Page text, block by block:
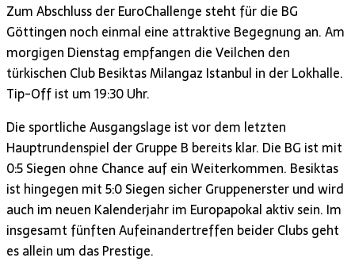
Zum Abschluss der EuroChallenge steht für die BG
Göttingen noch einmal eine attraktive Begegnung an. Am
morgigen Dienstag empfangen die Veilchen den
türkischen Club Besiktas Milangaz Istanbul in der Lokhalle.
Tip-Off ist um 19:30 Uhr.
Die sportliche Ausgangslage ist vor dem letzten
Hauptrundenspiel der Gruppe B bereits klar. Die BG ist mit
0:5 Siegen ohne Chance auf ein Weiterkommen. Besiktas
ist hingegen mit 5:0 Siegen sicher Gruppenerster und wird
auch im neuen Kalenderjahr im Europapokal aktiv sein. Im
insgesamt fünften Aufeinandertreffen beider Clubs geht
es allein um das Prestige.